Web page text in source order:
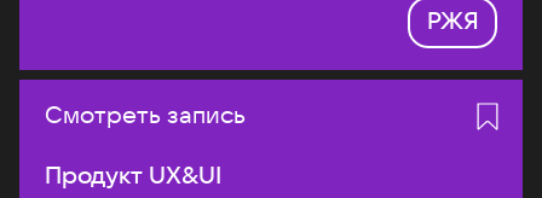
РЖЯ
Смотреть запись
Продукт UX&UI